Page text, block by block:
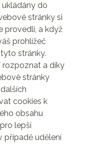
ukládány do
stránky si
provedli, a když
prohlížeč
stránky.
rozpoznat a díky
stránky
cookies k
obsahu
lepší
případě udělení